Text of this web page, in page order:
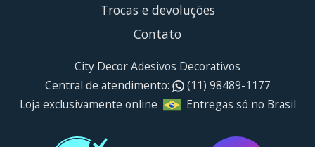
Trocas e devoluções
Contato
City Decor Adesivos Decorativos
Central de atendimento:
(11) 98489-1177
Loja exclusivamente online
Entregas só no Brasil